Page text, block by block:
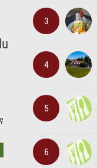
3
4
5
6